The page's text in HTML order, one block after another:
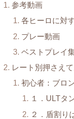
参考動画
各ヒーロに対
プレー動画
ベストプレイ
レート別押さえ
初心者：ブロ
１．ULTタ
２．盾割り